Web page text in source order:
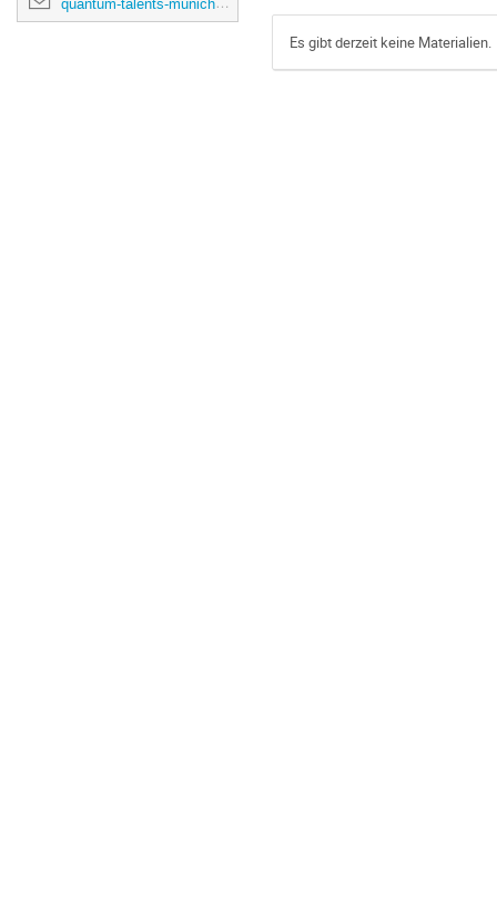
quantum-talents-munich@mcqst.de
Es gibt derzeit keine Materialien.